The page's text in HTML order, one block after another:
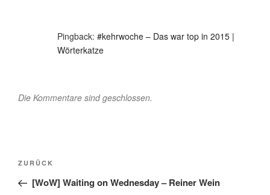
Pingback: #kehrwoche – Das war top in 2015 |
Wörterkatze
Die Kommentare sind geschlossen.
Beitragsnavigation
Vorheriger
Beitrag
ZURÜCK
[WoW] Waiting on Wednesday – Reiner Wein